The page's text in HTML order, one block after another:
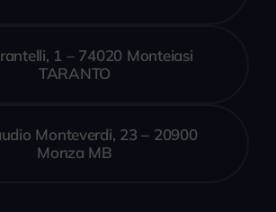
1 – 74020 Monteiasi
TARANTO
Monteverdi, 23 – 20900
Monza MB